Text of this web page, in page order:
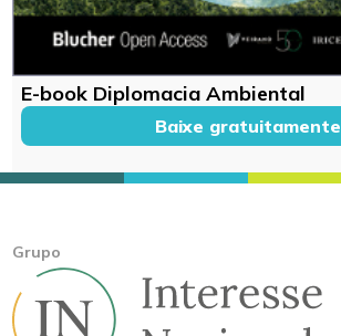
E-book Diplomacia Ambiental
Baixe gratuitamente
Grupo